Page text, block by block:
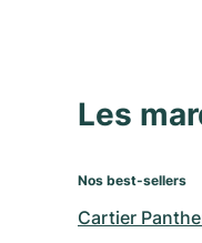
Les
Nos best-sellers
Cartier